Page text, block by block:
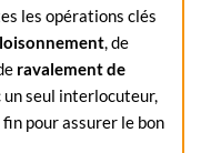
les opérations clés
, de
ravalement de
seul interlocuteur,
pour assurer le bon